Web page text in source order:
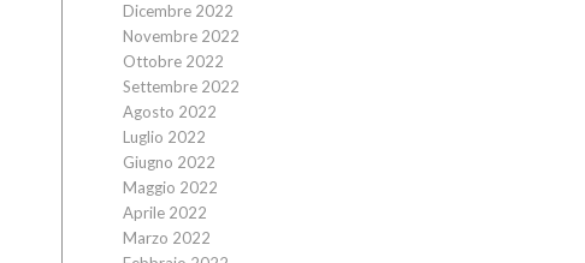
Dicembre 2022
Novembre 2022
Ottobre 2022
Settembre 2022
Agosto 2022
Luglio 2022
Giugno 2022
Maggio 2022
Aprile 2022
Marzo 2022